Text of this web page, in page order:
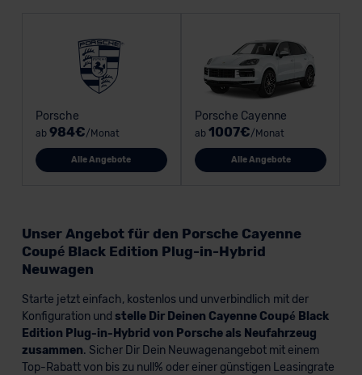
Porsche
ab 984€/Monat
Alle Angebote
Porsche Cayenne
ab 1007€/Monat
Alle Angebote
Unser Angebot für den Porsche Cayenne
Coupé Black Edition Plug-in-Hybrid
Neuwagen
Starte jetzt einfach, kostenlos und unverbindlich mit der
Konfiguration und stelle Dir Deinen Cayenne Coupé Black
Edition Plug-in-Hybrid von Porsche als Neufahrzeug
zusammen. Sicher Dir Dein Neuwagenangebot mit einem
Top-Rabatt von bis zu null% oder einer günstigen Leasingrate